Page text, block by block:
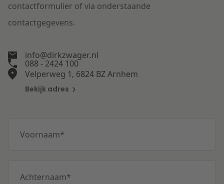
contactformulier of via onderstaande
contactgegevens.
info@dirkzwager.nl
088 - 2424 100
Velperweg 1, 6824 BZ Arnhem
Bekijk adres
Voornaam*
Achternaam*